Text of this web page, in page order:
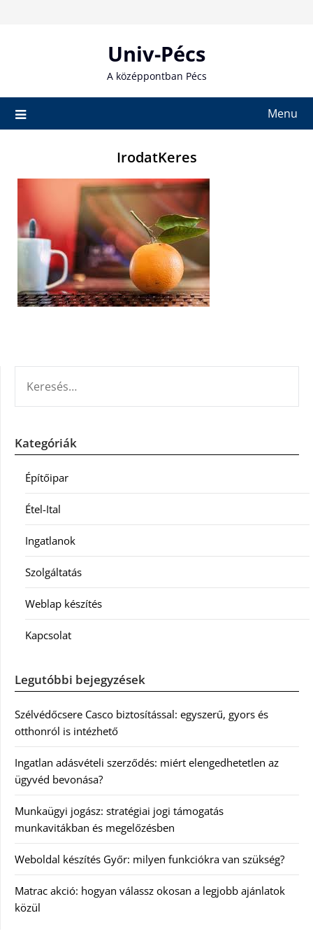
Univ-Pécs
A középpontban Pécs
Menu
IrodatKeres
Kategóriák
Építőipar
Étel-Ital
Ingatlanok
Szolgáltatás
Weblap készítés
Kapcsolat
Legutóbbi bejegyzések
Szélvédőcsere Casco biztosítással: egyszerű, gyors és
otthonról is intézhető
Ingatlan adásvételi szerződés: miért elengedhetetlen az
ügyvéd bevonása?
Munkaügyi jogász: stratégiai jogi támogatás
munkavitákban és megelőzésben
Weboldal készítés Győr: milyen funkciókra van szükség?
Matrac akció: hogyan válassz okosan a legjobb ajánlatok
közül